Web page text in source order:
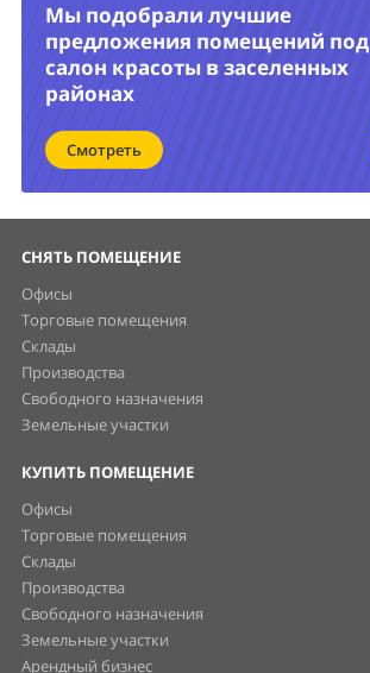
Мы подобрали лучшие
предложения помещений под
салон красоты в заселенных
районах
Смотреть
СНЯТЬ ПОМЕЩЕНИЕ
Офисы
Торговые помещения
Склады
Производства
Свободного назначения
Земельные участки
КУПИТЬ ПОМЕЩЕНИЕ
Офисы
Торговые помещения
Склады
Производства
Свободного назначения
Земельные участки
Арендный бизнес